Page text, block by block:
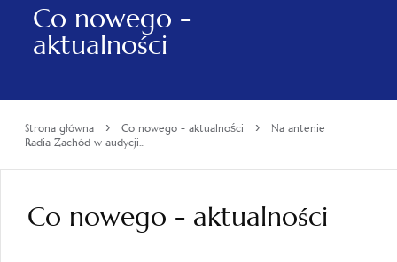
Co nowego -
aktualności
Strona główna › Co nowego - aktualności ›
Na antenie
Radia Zachód w audycji...
Co nowego - aktualności